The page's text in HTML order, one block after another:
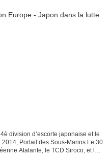
division d’escorte japonaise et le
Portail des Sous-Marins Le 30
Atalante, le TCD Siroco, et le